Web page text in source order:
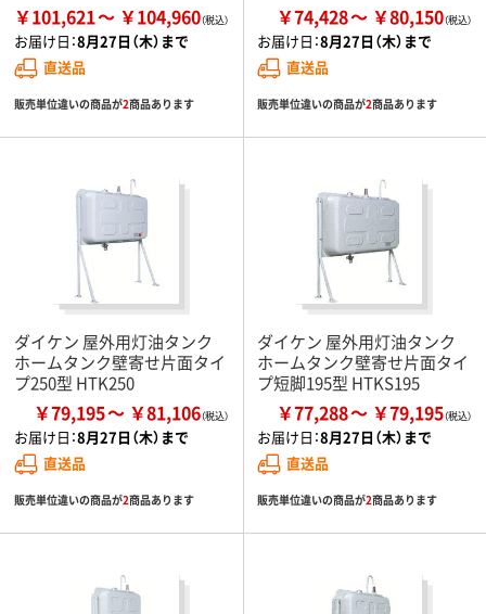
￥101,621 ￥104,960
お届け日：8月27日（木）まで
直送品
販売単位違いの商品が2商品あります
￥74,428 ￥80,150
お届け日：8月27日（木）まで
直送品
販売単位違いの商品が2商品あります
ダイケン 屋外用灯油タンク
ホームタンク壁寄せ片面タイ
プ250型 HTK250
￥79,195 ￥81,106
お届け日：8月27日（木）まで
直送品
販売単位違いの商品が2商品あります
ダイケン 屋外用灯油タンク
ホームタンク壁寄せ片面タイ
プ短脚195型 HTKS195
￥77,288 ￥79,195
お届け日：8月27日（木）まで
直送品
販売単位違いの商品が2商品あります